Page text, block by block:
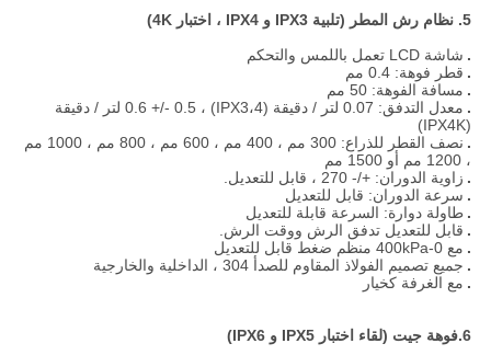
5. نظام رش المطر (تلبية IPX3 و IPX4 ، اختبار 4K)
. شاشة LCD تعمل باللمس والتحكم
. قطر فوهة: 0.4 مم
. مسافة الفوهة: 50 مم
.
معدل التدفق: 0.07 لتر / دقيقة (IPX3،4) ، 0.6 +/- 0.5 لتر / دقيقة
(IPX4K)
.
نصف القطر للذراع: 300 مم ، 400 مم ، 600 مم ، 800 مم ، 1000 مم
، 1200 مم أو 1500 مم
. زاوية الدوران: +/- 270 ، قابل للتعديل.
. سرعة الدوران: قابل للتعديل
. طاولة دوارة: السرعة قابلة للتعديل
. قابل للتعديل تدفق الرش ووقت الرش.
. مع 0-400kPa منظم ضغط قابل للتعديل
. جميع تصميم الفولاذ المقاوم للصدأ 304 ، الداخلية والخارجية
. مع الغرفة كخيار
6.فوهة جيت (لقاء اختبار IPX5 و IPX6)